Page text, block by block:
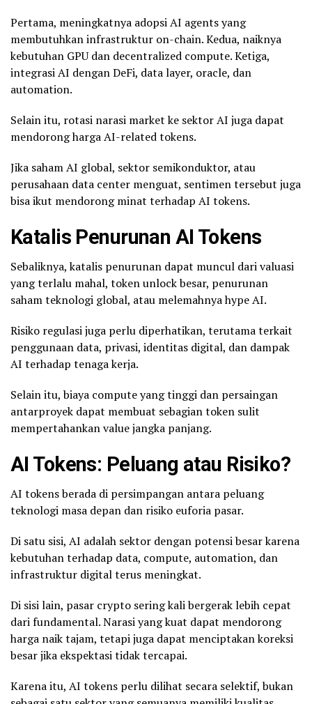
Pertama, meningkatnya adopsi AI agents yang
membutuhkan infrastruktur on-chain. Kedua, naiknya
kebutuhan GPU dan decentralized compute. Ketiga,
integrasi AI dengan DeFi, data layer, oracle, dan
automation.
Selain itu, rotasi narasi market ke sektor AI juga dapat
mendorong harga AI-related tokens.
Jika saham AI global, sektor semikonduktor, atau
perusahaan data center menguat, sentimen tersebut juga
bisa ikut mendorong minat terhadap AI tokens.
Katalis Penurunan AI Tokens
Sebaliknya, katalis penurunan dapat muncul dari valuasi
yang terlalu mahal, token unlock besar, penurunan
saham teknologi global, atau melemahnya hype AI.
Risiko regulasi juga perlu diperhatikan, terutama terkait
penggunaan data, privasi, identitas digital, dan dampak
AI terhadap tenaga kerja.
Selain itu, biaya compute yang tinggi dan persaingan
antarproyek dapat membuat sebagian token sulit
mempertahankan value jangka panjang.
AI Tokens: Peluang atau Risiko?
AI tokens berada di persimpangan antara peluang
teknologi masa depan dan risiko euforia pasar.
Di satu sisi, AI adalah sektor dengan potensi besar karena
kebutuhan terhadap data, compute, automation, dan
infrastruktur digital terus meningkat.
Di sisi lain, pasar crypto sering kali bergerak lebih cepat
dari fundamental. Narasi yang kuat dapat mendorong
harga naik tajam, tetapi juga dapat menciptakan koreksi
besar jika ekspektasi tidak tercapai.
Karena itu, AI tokens perlu dilihat secara selektif, bukan